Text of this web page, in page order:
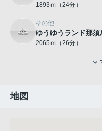
1893ｍ（24分）
その他
ゆうゆうランド那須
2065ｍ（26分）
地図